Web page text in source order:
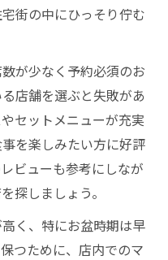
街の中にひっそり佇む
が少なく予約必須のお
店舗を選ぶと失敗があ
セットメニューが充実
を楽しみたい方に好評
ビューも参考にしなが
探しましょう。
く、特にお盆時期は早
つために、店内でのマ